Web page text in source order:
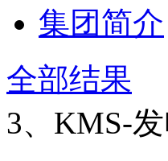
集团简介
全部结果
3、KMS-